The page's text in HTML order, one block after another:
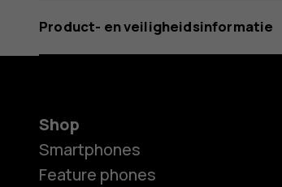
Product- en veiligheidsinformatie
Shop
Smartphones
Feature phones